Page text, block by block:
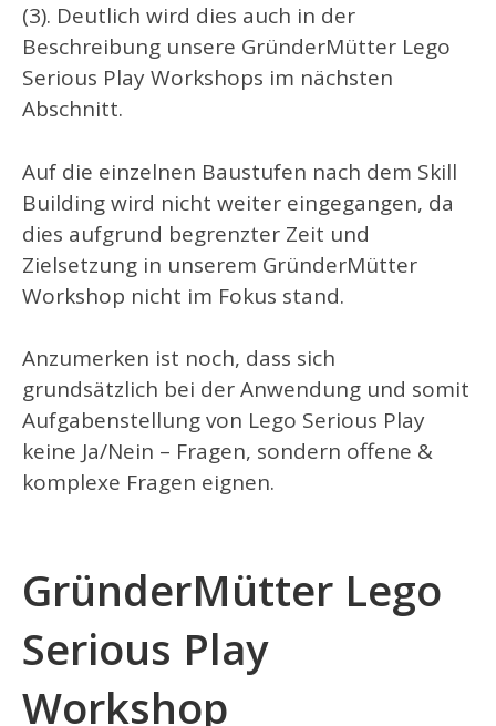
(3). Deutlich wird dies auch in der
Beschreibung unsere GründerMütter Lego
Serious Play Workshops im nächsten
Abschnitt.
Auf die einzelnen Baustufen nach dem Skill
Building wird nicht weiter eingegangen, da
dies aufgrund begrenzter Zeit und
Zielsetzung in unserem GründerMütter
Workshop nicht im Fokus stand.
Anzumerken ist noch, dass sich
grundsätzlich bei der Anwendung und somit
Aufgabenstellung von Lego Serious Play
keine Ja/Nein – Fragen, sondern offene &
komplexe Fragen eignen.
GründerMütter Lego
Serious Play
Workshop